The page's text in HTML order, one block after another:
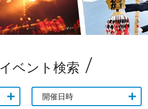
イベント検索
開催日時